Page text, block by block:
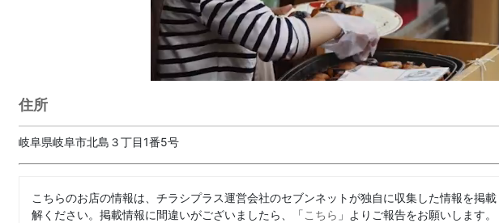
住所
岐阜県岐阜市北島３丁目1番5号
こちらのお店の情報は、チラシプラス運営会社のセブンネットが独自に収集した情報を掲
解ください。掲載情報に間違いがございましたら、「こちら 」よりご報告をお願いします。